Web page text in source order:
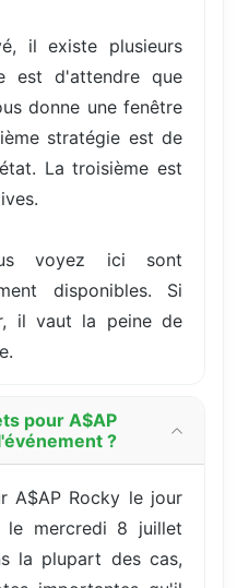
il existe plusieurs
est d'attendre que
donne une fenêtre
stratégie est de
La troisième est
voyez ici sont
disponibles. Si
il vaut la peine de
pour A$AP
?
A$AP Rocky le jour
le mercredi 8 juillet
la plupart des cas,